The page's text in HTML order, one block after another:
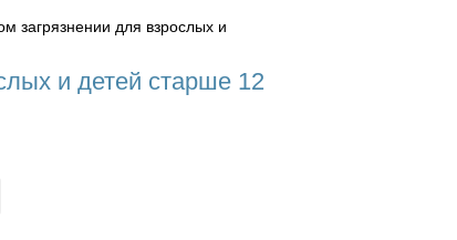
загрязнении для взрослых и
и детей старше 12